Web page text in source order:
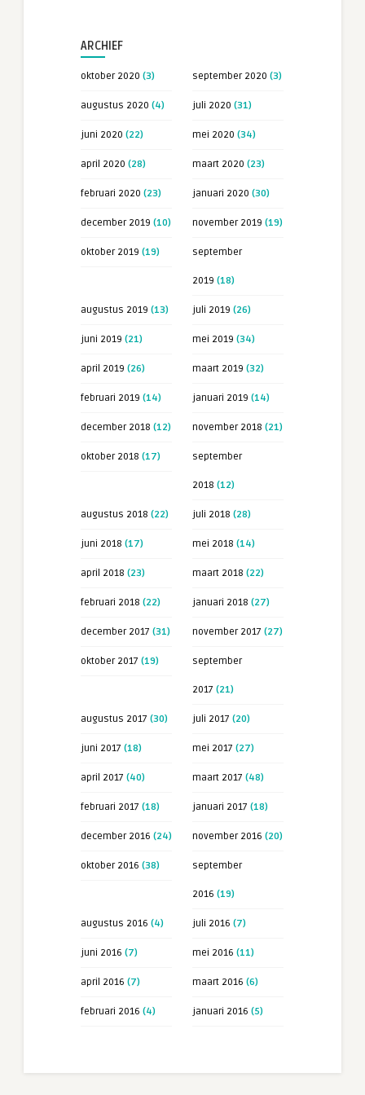
ARCHIEF
oktober 2020 (3) september 2020 (3)
augustus 2020 (4) juli 2020 (31)
juni 2020 (22) mei 2020 (34)
april 2020 (28) maart 2020 (23)
februari 2020 (23) januari 2020 (30)
december 2019 (10) november 2019 (19)
oktober 2019 (19) september
2019 (18)
augustus 2019 (13) juli 2019 (26)
juni 2019 (21) mei 2019 (34)
april 2019 (26) maart 2019 (32)
februari 2019 (14) januari 2019 (14)
december 2018 (12) november 2018 (21)
oktober 2018 (17) september
2018 (12)
augustus 2018 (22) juli 2018 (28)
juni 2018 (17) mei 2018 (14)
april 2018 (23) maart 2018 (22)
februari 2018 (22) januari 2018 (27)
december 2017 (31) november 2017 (27)
oktober 2017 (19) september
2017 (21)
augustus 2017 (30) juli 2017 (20)
juni 2017 (18) mei 2017 (27)
april 2017 (40) maart 2017 (48)
februari 2017 (18) januari 2017 (18)
december 2016 (24) november 2016 (20)
oktober 2016 (38) september
2016 (19)
augustus 2016 (4) juli 2016 (7)
juni 2016 (7) mei 2016 (11)
april 2016 (7) maart 2016 (6)
februari 2016 (4) januari 2016 (5)